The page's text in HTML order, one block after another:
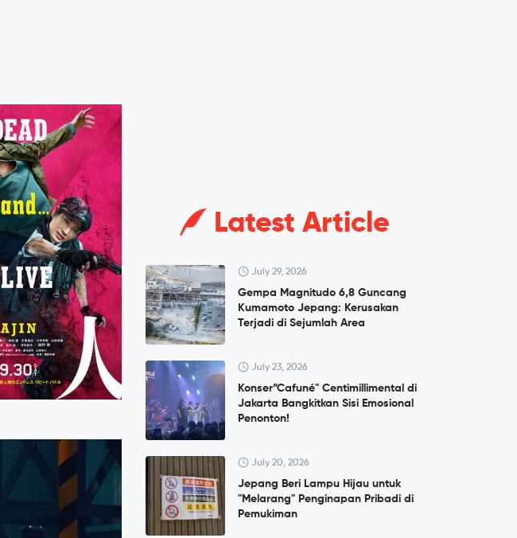
Latest Article
July 29, 2026
Gempa Magnitudo 6,8 Guncang
Kumamoto Jepang: Kerusakan
Terjadi di Sejumlah Area
July 23, 2026
Konser”Cafuné" Centimillimental di
Jakarta Bangkitkan Sisi Emosional
Penonton!
July 20, 2026
Jepang Beri Lampu Hijau untuk
"Melarang" Penginapan Pribadi di
Pemukiman